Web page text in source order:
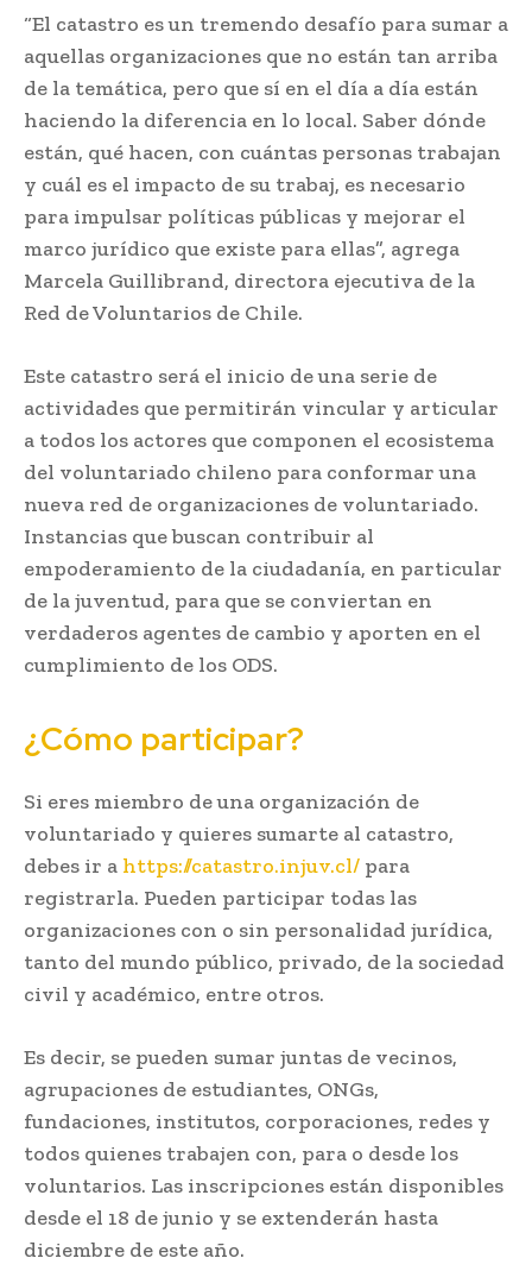
“El catastro es un tremendo desafío para sumar a
aquellas organizaciones que no están tan arriba
de la temática, pero que sí en el día a día están
haciendo la diferencia en lo local. Saber dónde
están, qué hacen, con cuántas personas trabajan
y cuál es el impacto de su trabaj, es necesario
para impulsar políticas públicas y mejorar el
marco jurídico que existe para ellas”, agrega
Marcela Guillibrand, directora ejecutiva de la
Red de Voluntarios de Chile.
Este catastro será el inicio de una serie de
actividades que permitirán vincular y articular
a todos los actores que componen el ecosistema
del voluntariado chileno para conformar una
nueva red de organizaciones de voluntariado.
Instancias que buscan contribuir al
empoderamiento de la ciudadanía, en particular
de la juventud, para que se conviertan en
verdaderos agentes de cambio y aporten en el
cumplimiento de los ODS.
¿Cómo participar?
Si eres miembro de una organización de
voluntariado y quieres sumarte al catastro,
debes ir a https://catastro.injuv.cl/ para
registrarla. Pueden participar todas las
organizaciones con o sin personalidad jurídica,
tanto del mundo público, privado, de la sociedad
civil y académico, entre otros.
Es decir, se pueden sumar juntas de vecinos,
agrupaciones de estudiantes, ONGs,
fundaciones, institutos, corporaciones, redes y
todos quienes trabajen con, para o desde los
voluntarios. Las inscripciones están disponibles
desde el 18 de junio y se extenderán hasta
diciembre de este año.